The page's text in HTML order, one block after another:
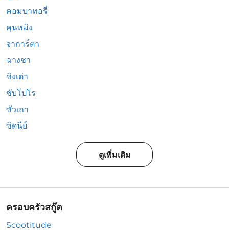
คอมบาทอรี่
คุนหมิง
จาการ์ตา
ฉางชา
ชิงเต่า
ซับโปโร
ซัวเถา
ซิดนีย์
ดูเพิ่มเติม
ครอบครัวสกู๊ต
Scootitude